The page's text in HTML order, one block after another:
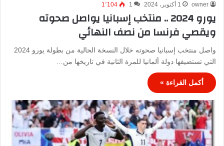
owner 1 أكتوبر، 2024 1 1٬104
يورو 2024 .. منتخب إسبانيا يواصل صحوته
ويقصي فرنسا من نصف النهائي
واصل منتخب إسبانيا صحوته خلال النسخة الحالية من بطولة يورو 2024
التي تستضيفها دولة ألمانيا للمرة الثانية في تاريخها من…
أكمل القراءة »